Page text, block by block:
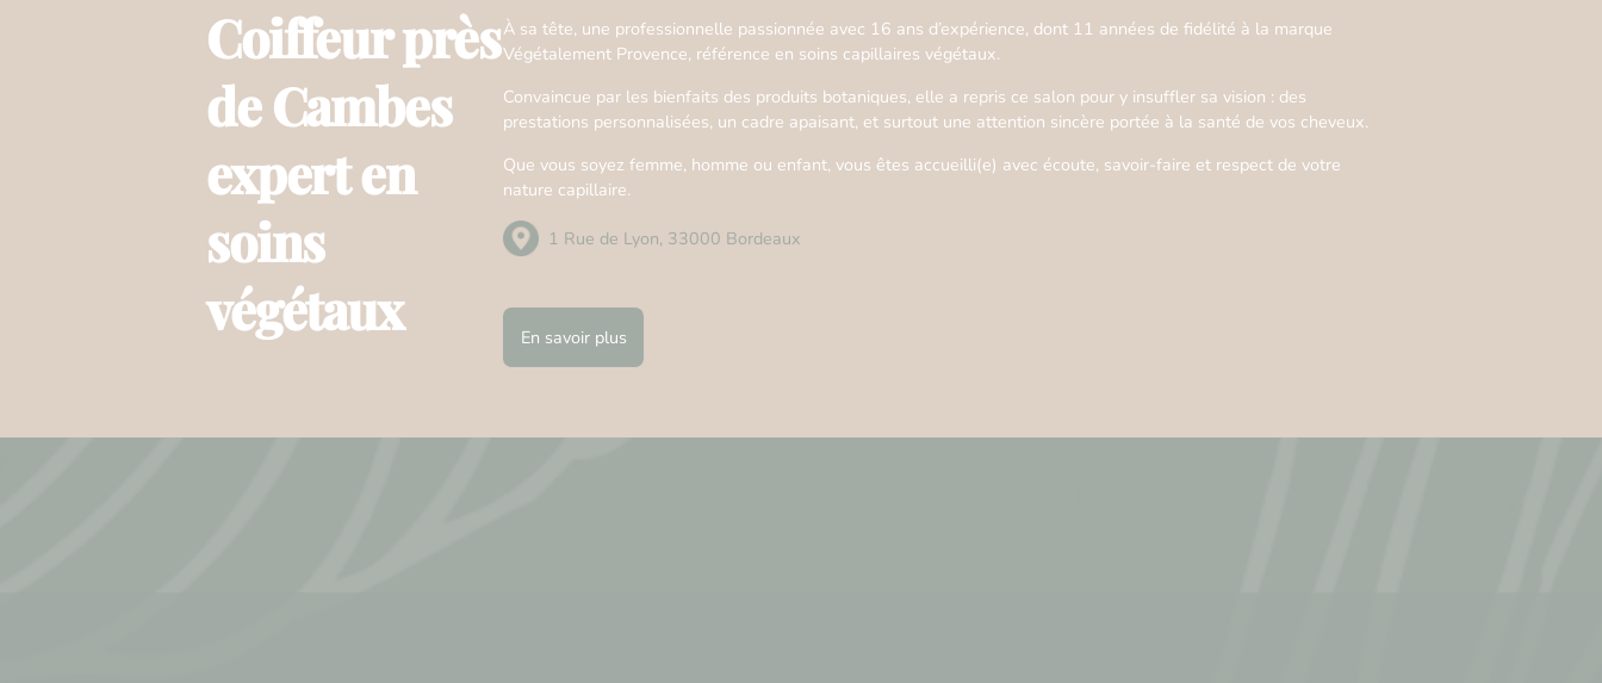
Coiffeur près
de Cambes
expert en
soins
végétaux
À sa tête, une professionnelle passionnée avec 16 ans d’expérience, dont 11 années de fidélité à la marque
Végétalement Provence, référence en soins capillaires végétaux.
Convaincue par les bienfaits des produits botaniques, elle a repris ce salon pour y insuffler sa vision : des
prestations personnalisées, un cadre apaisant, et surtout une attention sincère portée à la santé de vos cheveux.
Que vous soyez femme, homme ou enfant, vous êtes accueilli(e) avec écoute, savoir-faire et respect de votre
nature capillaire.
1 Rue de Lyon, 33000 Bordeaux
En savoir plus